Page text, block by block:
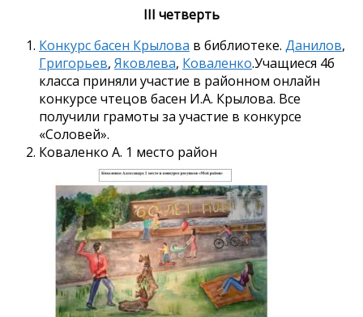
III четверть
Конкурс басен Крылова в библиотеке. Данилов,
Григорьев, Яковлева, Коваленко.Учащиеся 4б
класса приняли участие в районном онлайн
конкурсе чтецов басен И.А. Крылова. Все
получили грамоты за участие в конкурсе
«Соловей».
Коваленко А. 1 место район